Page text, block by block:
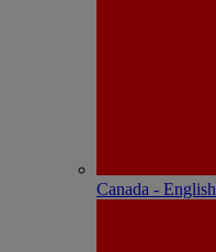
Canada - English